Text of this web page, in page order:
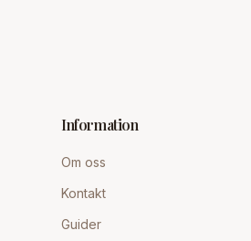
Information
Om oss
Kontakt
Guider